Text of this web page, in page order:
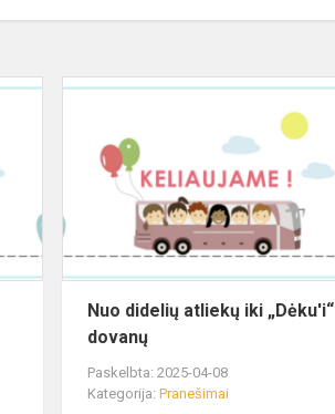
Nuo didelių atliekų iki „Dėku'i“
dovanų
Paskelbta: 2025-04-08
Kategorija:Pranešimai